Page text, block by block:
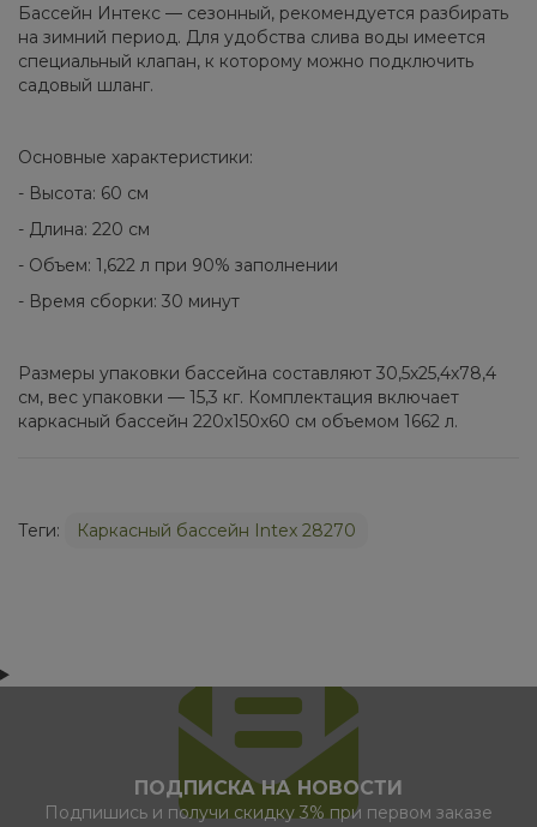
Бассейн Интекс — сезонный, рекомендуется разбирать
на зимний период. Для удобства слива воды имеется
специальный клапан, к которому можно подключить
садовый шланг.
Основные характеристики:
- Высота: 60 см
- Длина: 220 см
- Объем: 1,622 л при 90% заполнении
- Время сборки: 30 минут
Размеры упаковки бассейна составляют 30,5х25,4х78,4
см, вес упаковки — 15,3 кг. Комплектация включает
каркасный бассейн 220х150х60 см объемом 1662 л.
Теги: Каркасный бассейн Intex 28270
ПОДПИСКА НА НОВОСТИ
Подпишись и получи скидку 3% при первом заказе